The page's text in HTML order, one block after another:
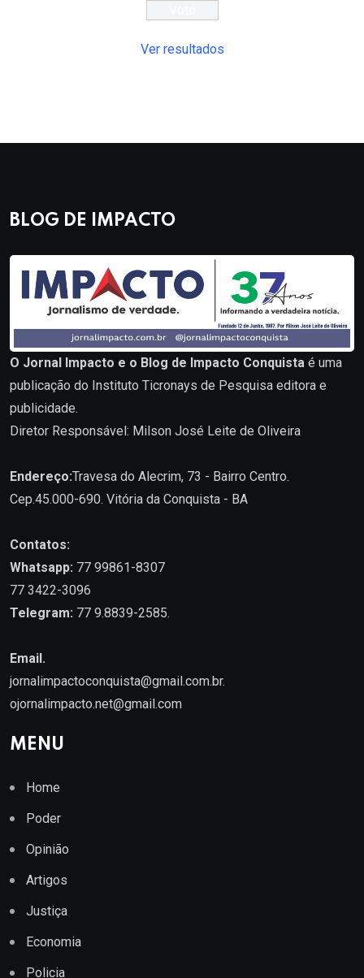
Ver resultados
BLOG DE IMPACTO
O Jornal Impacto e o Blog de Impacto Conquista é uma
publicação do Instituto Ticronays de Pesquisa editora e
publicidade.
Diretor Responsável: Milson José Leite de Oliveira
Endereço:Travesa do Alecrim, 73 - Bairro Centro.
Cep.45.000-690. Vitória da Conquista - BA
Contatos:
Whatsapp: 77 99861-8307
77 3422-3096
Telegram: 77 9.8839-2585.
Email.
jornalimpactoconquista@gmail.com.br.
ojornalimpacto.net@gmail.com
MENU
Home
Poder
Opinião
Artigos
Justiça
Economia
Policia